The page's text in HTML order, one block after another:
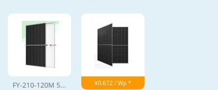
FY-210-120M 5... ¥0.672 / Wp *